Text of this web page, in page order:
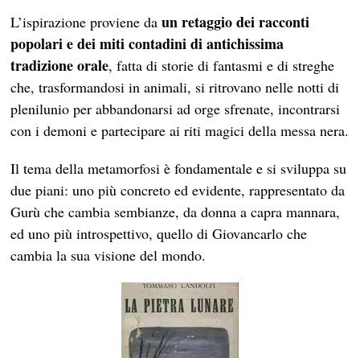
L’ispirazione proviene daun retaggio dei racconti
popolari e dei miti contadini di antichissima
tradizione orale, fatta di storie di fantasmi e di streghe
che, trasformandosi in animali, si ritrovano nelle notti di
plenilunio per abbandonarsi ad orge sfrenate, incontrarsi
con i demoni e partecipare ai riti magici della messa nera.
Il tema della metamorfosi è fondamentale e si sviluppa su
due piani: uno più concreto ed evidente, rappresentato da
Gurù che cambia sembianze, da donna a capra mannara,
ed uno più introspettivo, quello di Giovancarlo che
cambia la sua visione del mondo.